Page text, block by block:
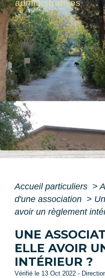
administratives
Accueil particuliers >
d'une association >
avoir un règlement
UNE
ELLE AVOIR
INTÉRIEUR ?
Vérifié le 13 Oct 2022 -